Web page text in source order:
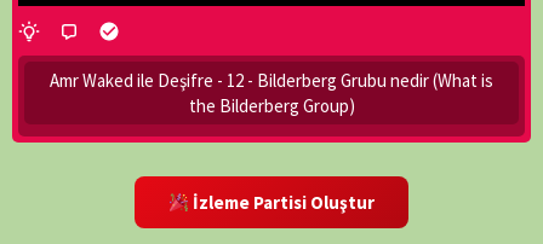
Amr Waked ile Deşifre - 12 - Bilderberg Grubu nedir (What is
the Bilderberg Group)
İzleme Partisi Oluştur